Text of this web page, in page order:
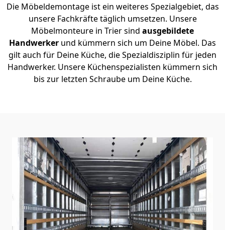
Die Möbeldemontage ist ein weiteres Spezialgebiet, das
unsere Fachkräfte täglich umsetzen. Unsere
Möbelmonteure in Trier sind ausgebildete
Handwerker und kümmern sich um Deine Möbel. Das
gilt auch für Deine Küche, die Spezialdisziplin für jeden
Handwerker. Unsere Küchenspezialisten kümmern sich
bis zur letzten Schraube um Deine Küche.